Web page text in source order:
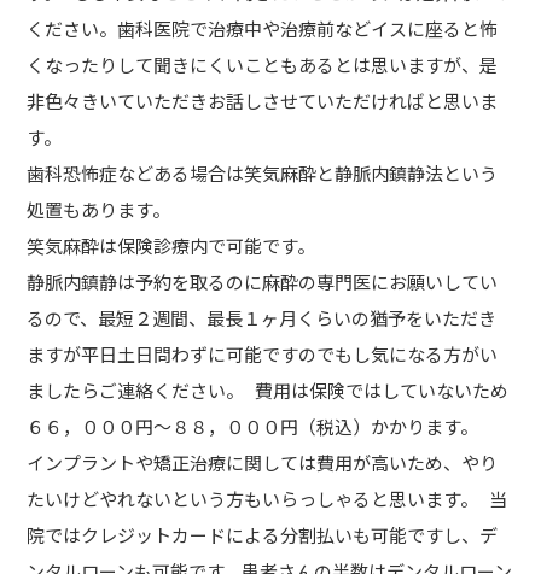
ください。歯科医院で治療中や治療前などイスに座ると怖
くなったりして聞きにくいこともあるとは思いますが、是
非色々きいていただきお話しさせていただければと思いま
す。
歯科恐怖症などある場合は笑気麻酔と静脈内鎮静法という
処置もあります。
笑気麻酔は保険診療内で可能です。
静脈内鎮静は予約を取るのに麻酔の専門医にお願いしてい
るので、最短２週間、最長１ヶ月くらいの猶予をいただき
ますが平日土日問わずに可能ですのでもし気になる方がい
ましたらご連絡ください。 費用は保険ではしていないため
６６，０００円〜８８，０００円（税込）かかります。
インプラントや矯正治療に関しては費用が高いため、やり
たいけどやれないという方もいらっしゃると思います。 当
院ではクレジットカードによる分割払いも可能ですし、デ